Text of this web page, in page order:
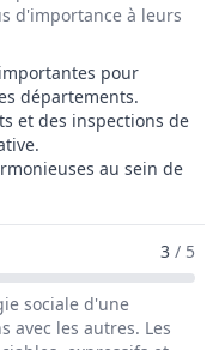
d'importance à leurs
pour
départements.
et des inspections de
au sein de
De Assureur /3 / 5
sociale d'une
avec les autres. Les